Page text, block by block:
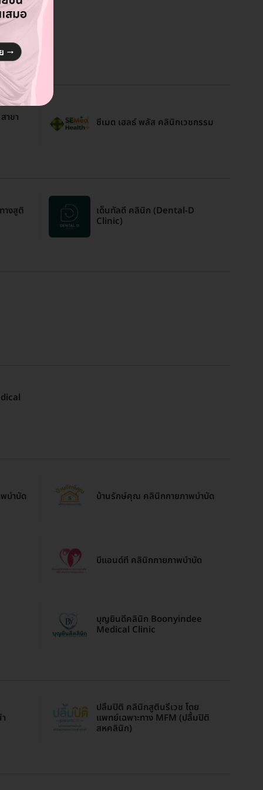
าขา ซีเมด เฮลธ์ พลัส คลินิกเวชกรรม
างสูติ เด็นทัลดี คลินิก (Dental-D
Clinic)
บำบัด บ้าน​รักษ์​คุณ​ คลินิก​กายภาพ​บําบัด​
บีแอนด์ที คลินิกกายภาพบำบัด
บุญยินดีคลินิก Boonyindee
Medical Clinic
ปลื้มปิติ คลินิกสูตินรีเวช โดย
แพทย์เฉพาะทาง MFM (ปลื้มปิติ
สหคลินิก)